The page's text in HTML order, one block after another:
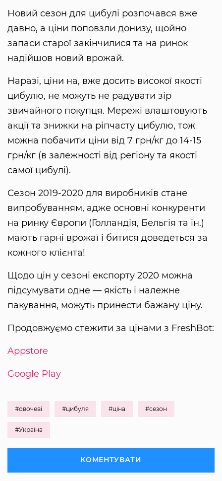
Новий сезон для цибулі розпочався вже
давно, а ціни поповзли донизу, щойно
запаси старої закінчилися та на ринок
надійшов новий врожай.
Наразі, ціни на, вже досить високої якості
цибулю, не можуть не радувати зір
звичайного покупця. Мережі влаштовують
акції та знижки на ріпчасту цибулю, тож
можна побачити ціни від 7 грн/кг до 14-15
грн/кг (в залежності від регіону та якості
самої цибулі).
Сезон 2019-2020 для виробників стане
випробуванням, адже основні конкуренти
на ринку Європи (Голландія, Бельгія та ін.)
мають гарні врожаї і битися доведеться за
кожного клієнта!
Щодо цін у сезоні експорту 2020 можна
підсумувати одне — якість і належне
пакування, можуть принести бажану ціну.
Продовжуємо стежити за цінами з FreshBot:
Appstore
Google Play
#овочеві #цибуля #ціна #сезон
#Україна
КОМЕНТУВАТИ